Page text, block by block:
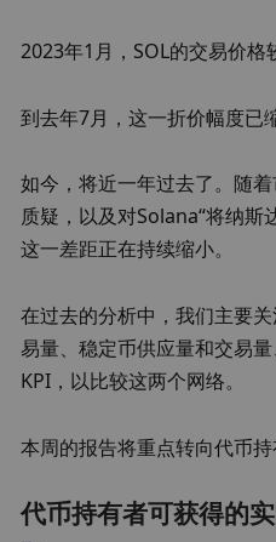
2023年1月，SOL的交易价格
到去年7月，这一折价幅度已
如今，将近一年过去了。随
质疑，以及对Solana“将纳斯
这一差距正在持续缩小。
在过去的分析中，我们主要
易量、稳定币供应量和交易
KPI，以比较这两个网络。
本周的报告将重点转向代币持
代币持有者可获得的